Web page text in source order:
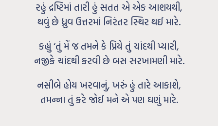
રહું દ્રષ્ટિમાં તારી હું સતત એ એક આશયથી,
થવું છે ધ્રુવ ઉત્તરમાં નિરંતર સ્થિર થઈ મારે.
કહ્યું ‘તું મેં જ તમને કે પ્રિયે તું ચાંદથી પ્યારી,
નજીકે ચાંદથી કરવી છે બસ સરખામણી મારે.
નસીબે હોય ખરવાનું, ખરું હું તારે આકાશે,
તમન્ના તું કરે જોઈ મને એ પણ ઘણું મારે.